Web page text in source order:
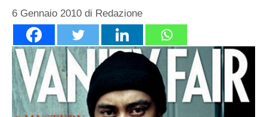
6 Gennaio 2010 di Redazione